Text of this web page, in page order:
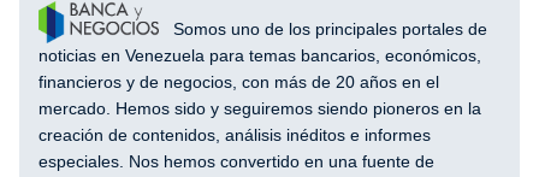
Somos uno de los principales portales de
noticias en Venezuela para temas bancarios, económicos,
financieros y de negocios, con más de 20 años en el
mercado. Hemos sido y seguiremos siendo pioneros en la
creación de contenidos, análisis inéditos e informes
especiales. Nos hemos convertido en una fuente de